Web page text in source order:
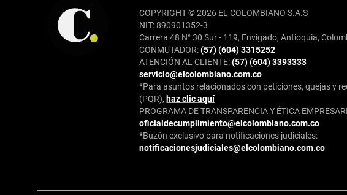
COPYRIGHT © 2026 EL COLOMBIANO S.A.S
NIT: 890901352-3
Carrera 48 N° 30 Sur - 119, Envigado, Antioquia,
CONMUTADOR:(57) (604) 3315252
ATENCIÓN AL CLIENTE:(57) (604) 3393333
servicio@elcolombiano.com.co
*Para asuntos relacionados con peticiones, quejas y
(PQR), haz clic aquí
PROGRAMA DE TRANSPARENCIA Y ÉTICA
oficialdecumplimiento@elcolombiano.com.co
*Buzón exclusivo para notificaciones judiciales:
notificacionesjudiciales@elcolombiano.com.co